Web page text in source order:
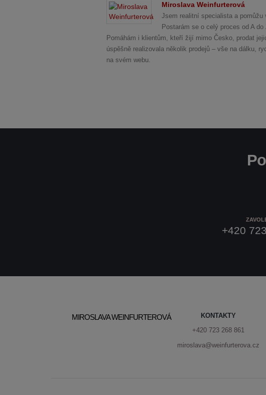
Miroslava Weinfurterová
Jsem realitní specialista a
Postarám se o celý proces od A
Pomáhám i klientům, kteří žijí mimo Česko, prodat
úspěšně realizovala několik prodejů – vše na dálku,
na svém webu.
+420
MIROSLAVA WEINFURTEROVÁ KONTAKTY
+420 723 268 861
miroslava@weinfurterova.cz